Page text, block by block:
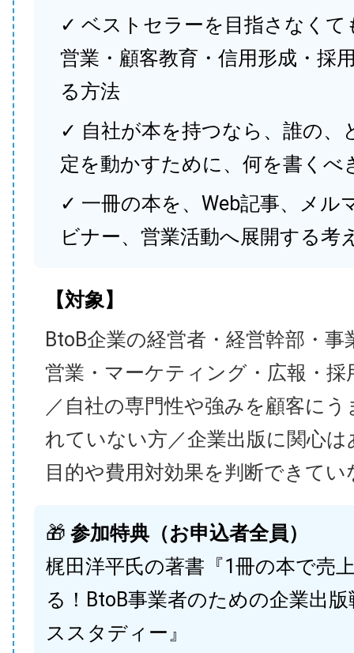
✓ ベストセラーを目指さなくて
営業・顧客教育・信用形成・採
る方法
✓ 自社が本を持つなら、誰の、
定を動かすために、何を書くべ
✓ 一冊の本を、Web記事、メル
ビナー、営業活動へ展開する考
【対象】
BtoB企業の経営者・経営幹部・事
営業・マーケティング・広報・採
／自社の専門性や強みを顧客に
れていない方／企業出版に関心
目的や費用対効果を判断できてい
🎁 参加特典（お申込者全員）
梶田洋平氏の著書『1冊の本で売
る！BtoB事業者のための企業出
ススタディー』